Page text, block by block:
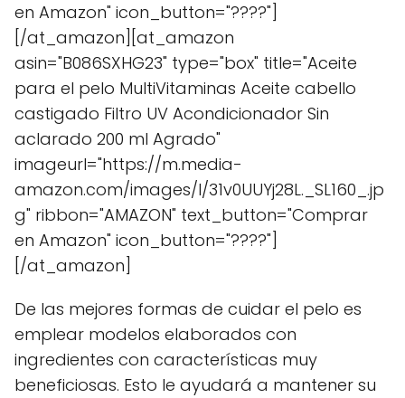
en Amazon" icon_button="????"]
[/at_amazon][at_amazon
asin="B086SXHG23" type="box" title="Aceite
para el pelo MultiVitaminas Aceite cabello
castigado Filtro UV Acondicionador Sin
aclarado 200 ml Agrado"
imageurl="https://m.media-
amazon.com/images/I/31v0UUYj28L._SL160_.jp
g" ribbon="AMAZON" text_button="Comprar
en Amazon" icon_button="????"]
[/at_amazon]
De las mejores formas de cuidar el pelo es
emplear modelos elaborados con
ingredientes con características muy
beneficiosas. Esto le ayudará a mantener su